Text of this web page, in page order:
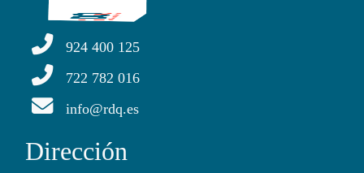
924 400 125
722 782 016
info@rdq.es
Dirección